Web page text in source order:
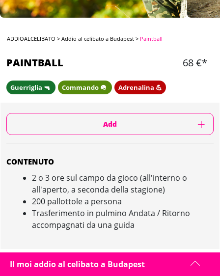
ADDIOALCELIBATO >Addio al celibato a Budapest > Paintball
PAINTBALL 68 €*
Guerriglia 🔫 Commando 🪖 Adrenalina 💪
Add
CONTENUTO
2 o 3 ore sul campo da gioco (all'interno o
all'aperto, a seconda della stagione)
200 pallottole a persona
Trasferimento in pulmino Andata / Ritorno
accompagnati da una guida
PAINTBALL IN BUDAPEST : PRESENTAZIONE
Il moi addio al celibato a Budapest